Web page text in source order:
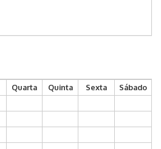
Quarta Quinta Sexta
Sábado